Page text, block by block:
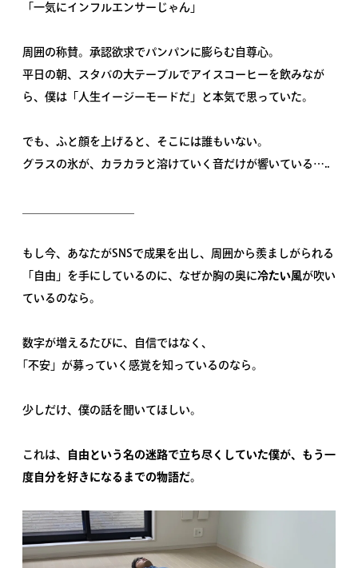
「一気にインフルエンサーじゃん」
周囲の称賛。承認欲求でパンパンに膨らむ自尊心。
平日の朝、スタバの大テーブルでアイスコーヒーを飲みなが
ら、僕は「人生イージーモードだ」と本気で思っていた。
でも、ふと顔を上げると、そこには誰もいない。
グラスの氷が、カラカラと溶けていく音だけが響いている…..
もし今、あなたがSNSで成果を出し、周囲から羨ましがられる
「自由」を手にしているのに、なぜか胸の奥に冷たい風が吹い
ているのなら。
数字が増えるたびに、自信ではなく、
｢不安」が募っていく感覚を知っているのなら。
少しだけ、僕の話を聞いてほしい。
これは、
自由という名の迷路で立ち尽くしていた僕が、もう一
度自分を好きになるまでの物語だ。